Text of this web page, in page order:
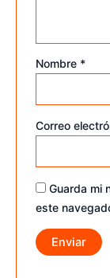
Nombre *
Correo
Guarda mi
este